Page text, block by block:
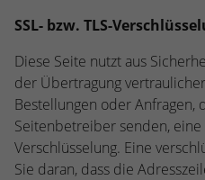
SSL- bzw. TLS-
Diese Seite nutzt aus
der Übertragung
Bestellungen oder Anfragen,
Seitenbetreiber senden, eine
Verschlüsselung. Eine
Sie daran, dass die